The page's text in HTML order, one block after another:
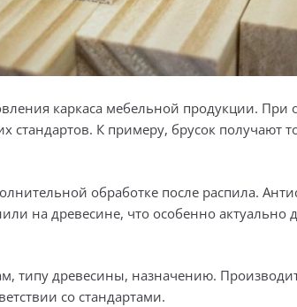
каркаса мебельной продукции. При
стандартов. К примеру, брусок получают
обработке после распила.
на древесине, что особенно
типу древесины, назначению.
со стандартами.